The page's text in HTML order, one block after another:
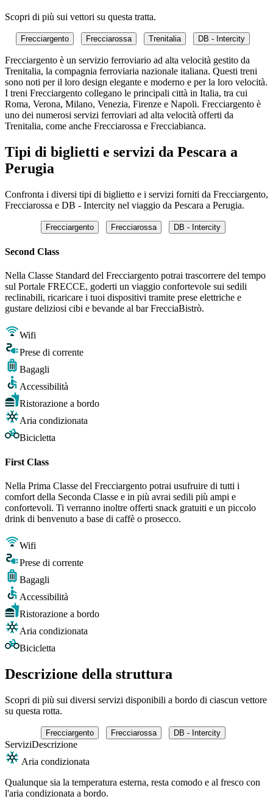
Scopri di più sui vettori su questa tratta.
Frecciargento Frecciarossa Trenitalia DB - Intercity
Frecciargento è un servizio ferroviario ad alta velocità gestito da
Trenitalia, la compagnia ferroviaria nazionale italiana. Questi treni
sono noti per il loro design elegante e moderno e per la loro velocità.
I treni Frecciargento collegano le principali città in Italia, tra cui
Roma, Verona, Milano, Venezia, Firenze e Napoli. Frecciargento è
uno dei numerosi servizi ferroviari ad alta velocità offerti da
Trenitalia, come anche Frecciarossa e Frecciabianca.
Tipi di biglietti e servizi da Pescara a
Perugia
Confronta i diversi tipi di biglietto e i servizi forniti da Frecciargento,
Frecciarossa e DB - Intercity nel viaggio da Pescara a Perugia.
Frecciargento Frecciarossa DB - Intercity
Second Class
Nella Classe Standard del Frecciargento potrai trascorrere del tempo
sul Portale FRECCE, goderti un viaggio confortevole sui sedili
reclinabili, ricaricare i tuoi dispositivi tramite prese elettriche e
gustare deliziosi cibi e bevande al bar FrecciaBistrò.
Wifi
Prese di corrente
Bagagli
Accessibilità
Ristorazione a bordo
Aria condizionata
Bicicletta
First Class
Nella Prima Classe del Frecciargento potrai usufruire di tutti i
comfort della Seconda Classe e in più avrai sedili più ampi e
confortevoli. Ti verranno inoltre offerti snack gratuiti e un piccolo
drink di benvenuto a base di caffè o prosecco.
Wifi
Prese di corrente
Bagagli
Accessibilità
Ristorazione a bordo
Aria condizionata
Bicicletta
Descrizione della struttura
Scopri di più sui diversi servizi disponibili a bordo di ciascun vettore
su questa rotta.
Frecciargento Frecciarossa DB - Intercity
ServiziDescrizione
Aria condizionata
Qualunque sia la temperatura esterna, resta comodo e al fresco con
l'aria condizionata a bordo.